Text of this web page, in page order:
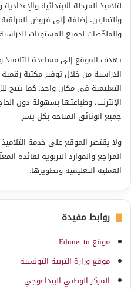
لتلاميذ المرحلة الابتدائية
والتمارين، إضافة إلى فروض
والملخّصات لجميع المستويات
يهدف الموقع إلى مساعدة التلاميذ
الدراسية من خلال توفير مكتبة
التعليمية في مكان واحد. كما يتيح
الإنترنت، وطباعتها بسهولة دون
جميع الوثائق المتاحة بكل يسر.
ولا يقتصر الموقع على خدمة
المراجع والموارد التربوية لفائدة
العملية التعليمية وتطويرها.
روابط مفيدة
موقع Edunet.tn
موقع وزارة التربية التونسية
المركز الوطني البيداغوجي